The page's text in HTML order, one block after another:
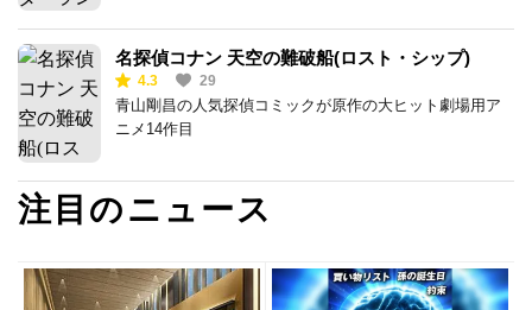
名探偵コナン 天空の難破船(ロスト・シップ)
4.3 29
青山剛昌の人気探偵コミックが原作の大ヒット劇場用ア
ニメ14作目
注目のニュース